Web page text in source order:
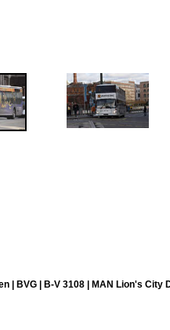
| BVG | B-V 3108 | MAN Lion's City